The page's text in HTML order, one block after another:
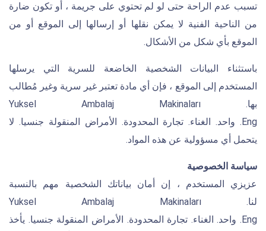
تسبب عدم الراحة حتى لو لم تحتوي على جريمة ، أو تكون ضارة
من الناحية الفنية لا يمكن نقلها أو إرسالها إلى الموقع أو من
الموقع بأي شكل من الأشكال.
باستثناء البيانات الشخصية الخاضعة للسرية التي يرسلها
المستخدم إلى الموقع ، فإن أي مادة تعتبر غير سرية وغير مُطالب
بها. Yuksel Ambalaj Makinaları
Eng. واحد. الغناء. تجارة المحدودة. الأمراض المنقولة جنسيا. لا
يتحمل أي مسؤولية عن هذه المواد.
سياسة الخصوصية
عزيزي المستخدم ، إن أمان بياناتك الشخصية مهم بالنسبة
لنا. Yuksel Ambalaj Makinaları
Eng. واحد. الغناء. تجارة المحدودة. الأمراض المنقولة جنسيا. يأخذ